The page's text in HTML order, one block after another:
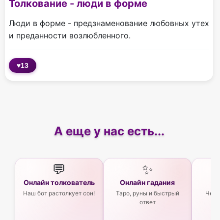
Толкование - люди в форме
Люди в форме - предзнаменование любовных утех
и преданности возлюбленного.
♥13
А еще у нас есть...
💬
Онлайн толкователь
Наш бот растолкует сон!
✨
Онлайн гадания
Таро, руны и быстрый
ответ